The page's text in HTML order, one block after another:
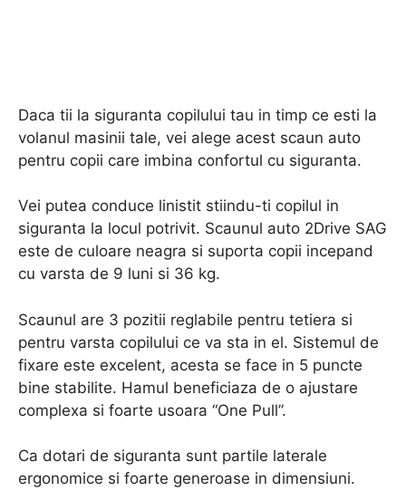
Daca tii la siguranta copilului tau in timp ce esti la
volanul masinii tale, vei alege acest scaun auto
pentru copii care imbina confortul cu siguranta.
Vei putea conduce linistit stiindu-ti copilul in
siguranta la locul potrivit. Scaunul auto 2Drive SAG
este de culoare neagra si suporta copii incepand
cu varsta de 9 luni si 36 kg.
Scaunul are 3 pozitii reglabile pentru tetiera si
pentru varsta copilului ce va sta in el. Sistemul de
fixare este excelent, acesta se face in 5 puncte
bine stabilite. Hamul beneficiaza de o ajustare
complexa si foarte usoara “One Pull”.
Ca dotari de siguranta sunt partile laterale
ergonomice si foarte generoase in dimensiuni.